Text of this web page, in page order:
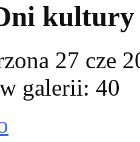
27 cze
galerii: 40